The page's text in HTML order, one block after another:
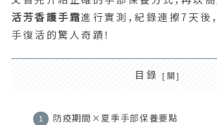
活芳香護手霜進行實測，紀錄連擦7天後
手復活的驚人奇蹟！
目錄
防疫期間×夏季手部保養要點